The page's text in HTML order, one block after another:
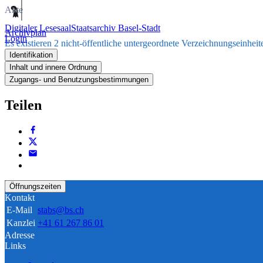
Digitaler LesesaalStaatsarchiv Basel-Stadt
Login
Akte
Archivplan
Es existieren 2 nicht-öffentliche untergeordnete
Identifikation
Inhalt und innere Ordnung
Zugangs- und Benutzungsbestimmungen
Teilen
Öffnungszeiten
Kontakt
E-Mail stabs@bs.ch
Kanzlei +41 61 267 86 01
Adresse
Links